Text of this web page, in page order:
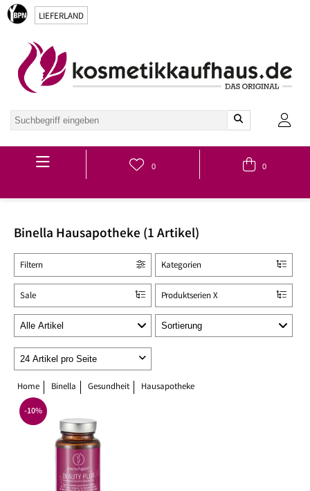
LIEFERLAND
Hauptmenü
0 0
Binella Hausapotheke (1 Artikel)
Kategorien
Sale Produktserien X
Filtern
Home Binella Gesundheit Hausapotheke
-10%